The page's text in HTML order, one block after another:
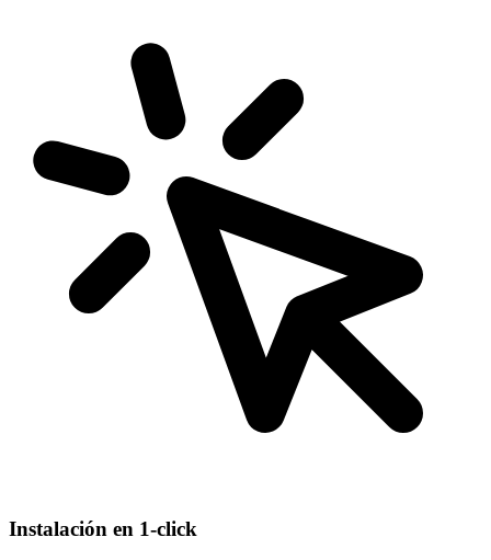
Instalación en 1-click